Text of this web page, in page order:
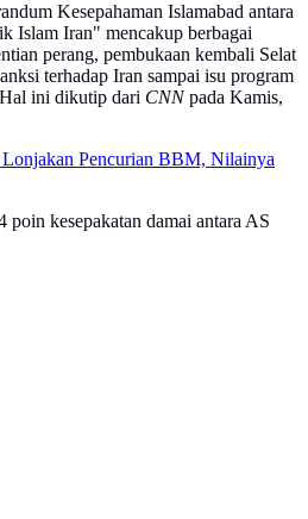
Kesepahaman Islamabad antara
Islam Iran" mencakup berbagai
perang, pembukaan kembali Selat
terhadap Iran sampai isu program
ini dikutip dari CNNpada Kamis,
Pencurian BBM, Nilainya
kesepakatan damai antara AS